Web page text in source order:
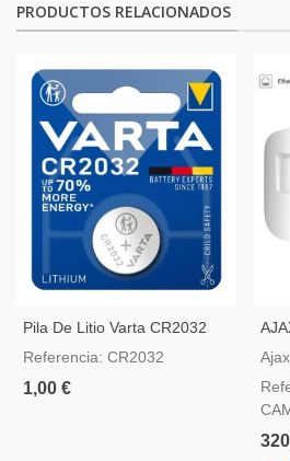
PRODUCTOS RELACIONADOS
Pila De Litio Varta CR2032
Referencia: CR2032
1,00 €
Ajax